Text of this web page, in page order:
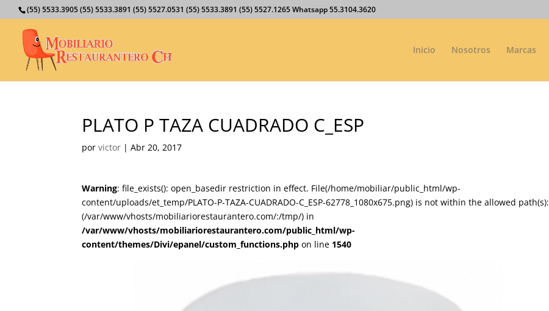
(55) 5533.3905 (55) 5533.3891 (55) 5527.0531 (55) 5533.3891 (55) 5527.1265 Whatsapp 55.3104.3620
Inicio Nosotros Marcas
PLATO P TAZA CUADRADO C_ESP
porvictor |Abr 20, 2017
Warning: file_exists(): open_basedir restriction in effect. File(/home/mobiliar/public_html/wp-
content/uploads/et_temp/PLATO-P-TAZA-CUADRADO-C_ESP-62778_1080x675.png) is not within the allowed path(s):
(/var/www/vhosts/mobiliariorestaurantero.com/:/tmp/) in
/var/www/vhosts/mobiliariorestaurantero.com/public_html/wp-
content/themes/Divi/epanel/custom_functions.php on line 1540